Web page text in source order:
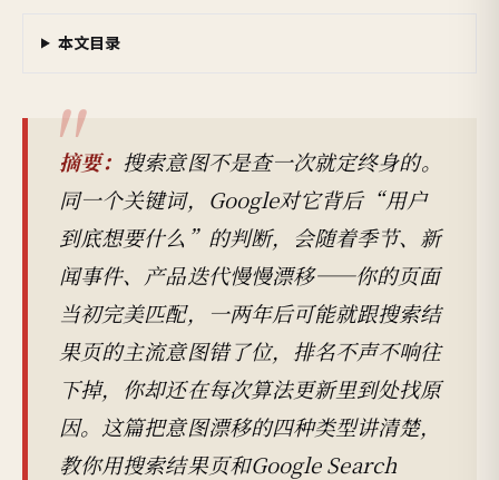
本文目录
摘要： 搜索意图不是查一次就定终身的。
同一个关键词，Google对它背后“用户
到底想要什么”的判断，会随着季节、新
闻事件、产品迭代慢慢漂移——你的页面
当初完美匹配，一两年后可能就跟搜索结
果页的主流意图错了位，排名不声不响往
下掉，你却还在每次算法更新里到处找原
因。这篇把意图漂移的四种类型讲清楚，
教你用搜索结果页和Google Search